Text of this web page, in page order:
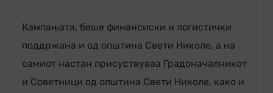
Кампањата, беше финансиски и логистички
поддржана и од општина Свети Николе, а на
самиот настан присуствуваа Градоначалникот
и Советници од општина Свети Николе, како и